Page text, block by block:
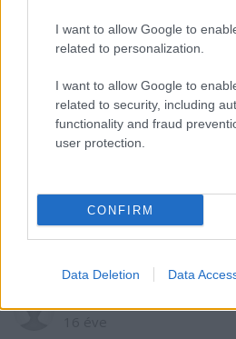
I want to allow Google to
related to personalization.
I want to allow Google to
related to security, including
functionality and fraud
user protection.
CONFIRM
Data Deletion Data
nyomon követhető minden
észhasználó csoportoknak.
ezt az egész leócsárolom,
szavaztatok című részt!
16 éve
@Sültbolond: találó a nick-ed!!!